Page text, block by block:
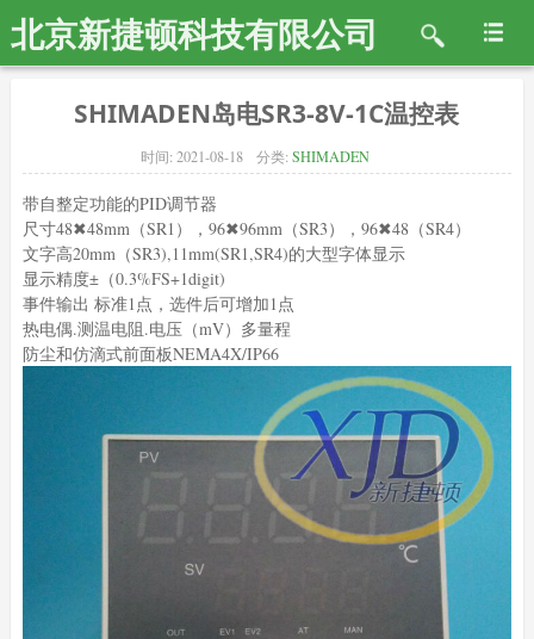
北京新捷顿科技有限公司
SHIMADEN岛电SR3-8V-1C温控表
时间:2021-08-18 分类:SHIMADEN
带自整定功能的PID调节器
尺寸48✖48mm（SR1），96✖96mm（SR3），96✖48（SR4）
文字高20mm（SR3),11mm(SR1,SR4)的大型字体显示
显示精度±（0.3%FS+1digit)
事件输出 标准1点，选件后可增加1点
热电偶.测温电阻.电压（mV）多量程
防尘和仿滴式前面板NEMA4X/IP66